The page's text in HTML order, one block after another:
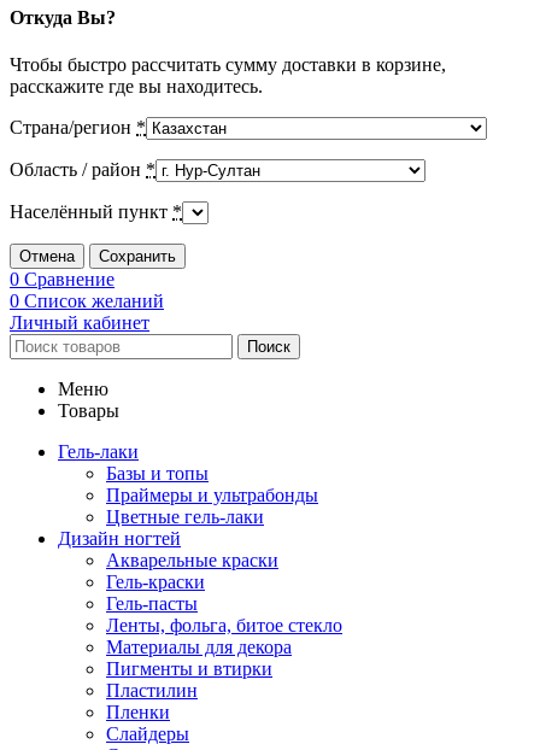
Откуда Вы?
Чтобы быстро рассчитать сумму доставки в корзине,
расскажите где вы находитесь.
Страна/регион *
Область / район *
Населённый пункт *
Отмена Сохранить
0 Сравнение
0 Список желаний
Личный кабинет
Поиск
Меню
Товары
Гель-лаки
Базы и топы
Праймеры и ультрабонды
Цветные гель-лаки
Дизайн ногтей
Акварельные краски
Гель-краски
Гель-пасты
Ленты, фольга, битое стекло
Материалы для декора
Пигменты и втирки
Пластилин
Пленки
Слайдеры